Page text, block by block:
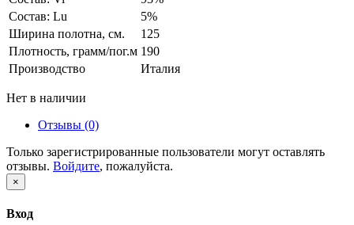
Состав: Lu
5%
Ширина полотна, см.
125
Плотность, грамм/пог.м 190
Производство
Италия
Нет в наличии
Отзывы (0)
Только зарегистрированные пользователи могут оставлять
отзывы. Войдите, пожалуйста.
×
Вход